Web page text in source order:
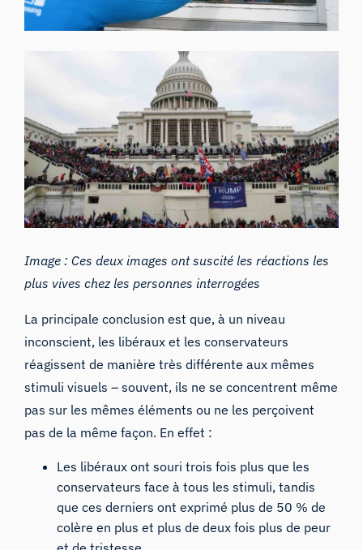
Image : Ces deux images ont suscité les réactions les
plus vives chez les personnes interrogées
La principale conclusion est que, à un niveau
inconscient, les libéraux et les conservateurs
réagissent de manière très différente aux mêmes
stimuli visuels – souvent, ils ne se concentrent même
pas sur les mêmes éléments ou ne les perçoivent
pas de la même façon. En effet :
Les libéraux ont souri trois fois plus que les
conservateurs face à tous les stimuli, tandis
que ces derniers ont exprimé plus de 50 % de
colère en plus et plus de deux fois plus de peur